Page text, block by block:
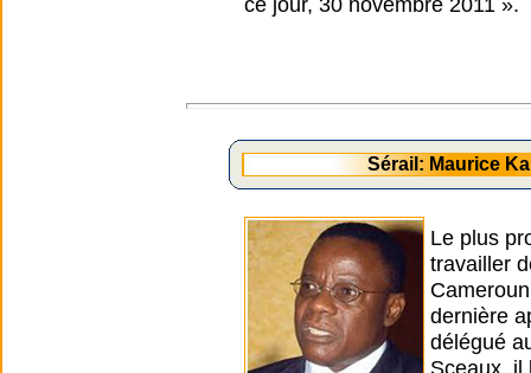
Sérail: Maurice
Le plus
travailler
dernière
délégué
Sceaux, il